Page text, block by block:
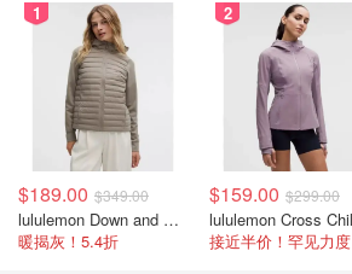
1
$189.00 $349.00
lululemon Down and Around 羽绒夹克
暖揭灰！5.4折
2
$159.00 $299.00
接近半价！罕见力度